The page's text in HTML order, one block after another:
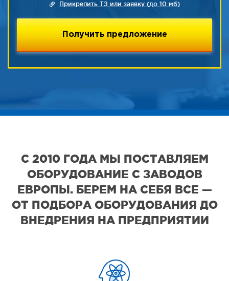
Прикрепить ТЗ или заявку (до 10 мб)
С 2010 ГОДА МЫ ПОСТАВЛЯЕМ
ОБОРУДОВАНИЕ С ЗАВОДОВ
ЕВРОПЫ. БЕРЕМ НА СЕБЯ ВСЕ —
ОТ ПОДБОРА ОБОРУДОВАНИЯ ДО
ВНЕДРЕНИЯ НА ПРЕДПРИЯТИИ